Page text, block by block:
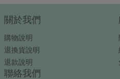
關於我們
購物說明
退換貨說明
退款說明
聯絡我們